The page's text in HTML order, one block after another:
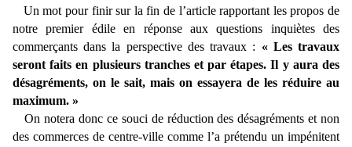
Un mot pour finir sur la fin de l’article rapportant les propos de
notre premier édile en réponse aux questions inquiètes des
commerçants dans la perspective des travaux : « Les travaux
seront faits en plusieurs tranches et par étapes. Il y aura des
désagréments, on le sait, mais on essayera de les réduire au
maximum. »
On notera donc ce souci de réduction des désagréments et non
des commerces de centre-ville comme l’a prétendu un impénitent